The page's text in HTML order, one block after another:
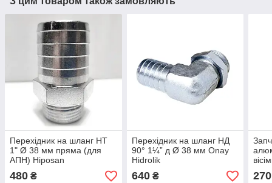
Перехідник на шланг НТ
1" Ø 38 мм пряма (для
АПН) Hiposan
480 ₴
Перехідник на шланг НД
90° 1¼” д Ø 38 мм Onay
Hidrolik
640₴ 270